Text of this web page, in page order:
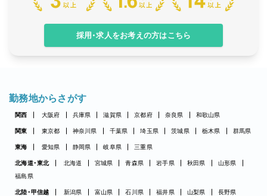
採用・求人をお考えの方はこちら
勤務地からさがす
関西 大阪府 兵庫県 滋賀県 京都府 奈良県 和歌山県
関東 東京都 神奈川県 千葉県 埼玉県 茨城県 栃木県 群馬県
東海 愛知県 静岡県 岐阜県 三重県
北海道・東北 北海道 宮城県 青森県 岩手県 秋田県
山形県
福島県
北陸・甲信越 新潟県 富山県 石川県 福井県 山梨県 長野県